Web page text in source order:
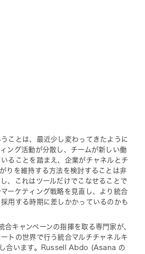
うことは、最近少し変わってきたように
ング活動が分散し、チームが新しい働
ることを踏まえ、企業がチャネルとチ
りを維持する方法を検討することは非
、これはツールだけでこなせることで
ーケティング戦略を見直し、より統合
用する時期に差しかかっているのかも
キャンペーンの指揮を取る専門家が、
トの世界で行う統合マルチチャネルキ
し合います。Russell Abdo (Asana の